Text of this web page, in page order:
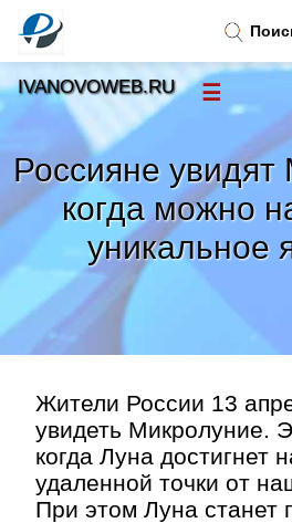
Россияне
когда можно
уникальное
Жители России 13
увидеть Микролуние.
когда Луна достигнет
удаленной точки от
При этом Луна станет
IVANOVOWEB.RU ☰
Новости
Тренды новостей»
Рубрики»
Правила »